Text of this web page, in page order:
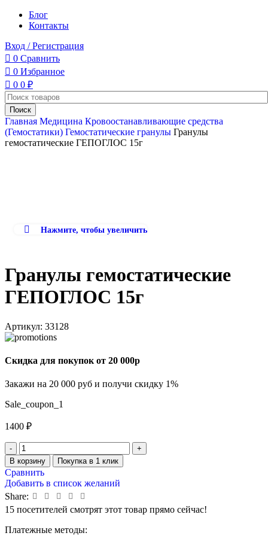
Блог
Контакты
Вход / Регистрация
0 Сравнить
0 Избранное
0 0 ₽
Поиск
Главная Медицина Кровоостанавливающие средства
(Гемостатики) Гемостатические гранулы Гранулы
гемостатические ГЕПОГЛОС 15г
Нажмите, чтобы увеличить
Гранулы гемостатические
ГЕПОГЛОС 15г
Артикул: 33128
Скидка для покупок от 20 000р
Закажи на 20 000 руб и получи скидку 1%
Sale_coupon_1
1400 ₽
В корзину Покупка в 1 клик
Сравнить
Добавить в список желаний
Share:
15 посетителей смотрят этот товар прямо сейчас!
Платежные методы: